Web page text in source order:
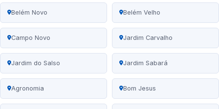
Belém Novo Belém Velho
Campo Novo Jardim Carvalho
Jardim do Salso Jardim Sabará
Agronomia Bom Jesus